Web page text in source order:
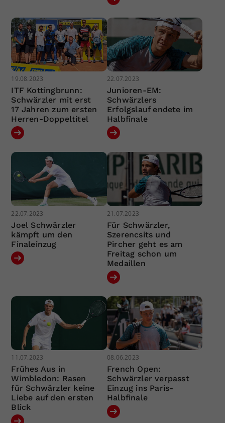
19.08.2023
ITF Kottingbrunn:
Schwärzler mit erst
17 Jahren zum ersten
Herren-Doppeltitel
22.07.2023
Junioren-EM:
Schwärzlers
Erfolgslauf endete im
Halbfinale
22.07.2023
Joel Schwärzler
kämpft um den
Finaleinzug
21.07.2023
Für Schwärzler,
Szerencsits und
Pircher geht es am
Freitag schon um
Medaillen
11.07.2023
Frühes Aus in
Wimbledon: Rasen
für Schwärzler keine
Liebe auf den ersten
Blick
08.06.2023
French Open:
Schwärzler verpasst
Einzug ins Paris-
Halbfinale